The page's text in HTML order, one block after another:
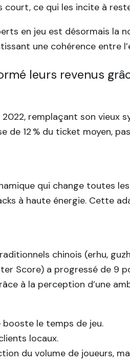
court, ce qui les incite à
en jeu est désormais la
une cohérence entre
leurs revenus
remplaçant son vieux
de 12 % du ticket moyen,
qui change toutes
à haute énergie. Cette
chinois (erhu,
Score) a progressé de
à la perception d’une
le temps de jeu.
locaux.
du volume de joueurs,